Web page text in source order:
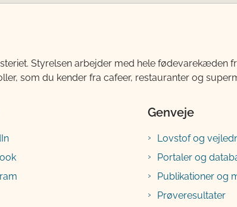
Styrelsen arbejder med hele fødevarekæden
som du kender fra cafeer, restauranter og
Genveje
Lovstof og
Portaler og
Publikationer og
Prøveresultater